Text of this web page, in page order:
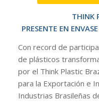
THINK
PRESENTE EN
Con record de
de plásticos
por el Think Plastic
para la Exportación e
Industrias Brasileñas